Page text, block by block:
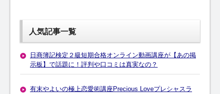
人気記事一覧
日商簿記検定２級短期合格オンライン動画講座が【あの掲
示板】で話題に！評判や口コミは真実なの？
有末やよいの極上恋愛術講座Precious Loveプレシャスラ